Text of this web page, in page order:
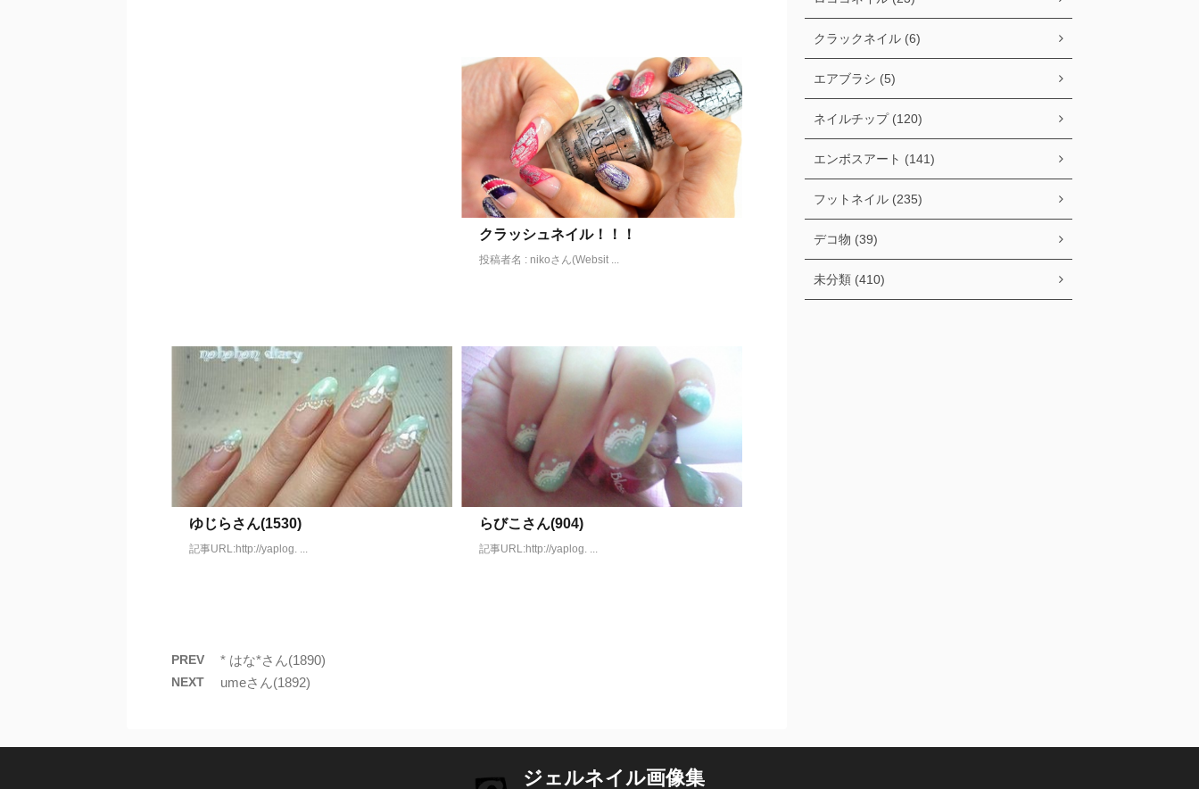
クラッシュネイル！！！
投稿者名 : nikoさん(Websit ...
ゆじらさん(1530)
記事URL:http://yaplog. ...
らびこさん(904)
記事URL:http://yaplog. ...
PREV * はな*さん(1890)
NEXT umeさん(1892)
クラックネイル (6)
エアブラシ (5)
ネイルチップ (120)
エンボスアート (141)
フットネイル (235)
デコ物 (39)
未分類 (410)
ジェルネイル画像集